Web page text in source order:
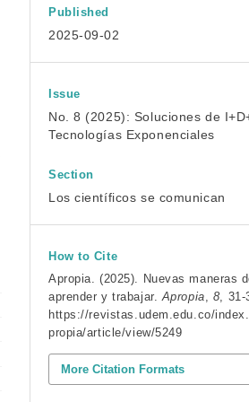
Published
2025-09-02
Issue
No. 8 (2025): Soluciones de
Tecnologías Exponenciales
Section
Los científicos se comunican
How to Cite
Apropia. (2025). Nuevas maneras
aprender y trabajar.Apropia, 8, 31-
https://revistas.udem.edu.co/
propia/article/view/5249
More Citation Formats